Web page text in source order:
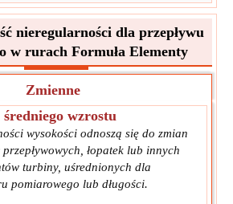
nieregularności dla przepływu
w rurach Formuła Elementy
Zmienne
wzrostu
wysokości odnoszą się do zmian
łopatek lub innych
turbiny, uśrednionych dla
pomiarowego lub długości.